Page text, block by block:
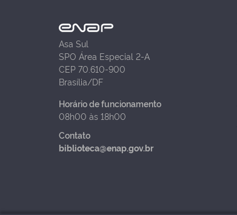
Asa Sul
SPO Área Especial 2-A
CEP 70.610-900
Brasília/DF
Horário de funcionamento
08h00 às 18h00
Contato
biblioteca@enap.gov.br